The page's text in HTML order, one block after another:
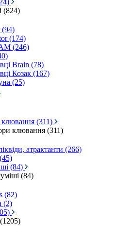
(824)
(94)
(174)
(246)
Brain (78)
Козак (167)
(25)
(311)
клювання (311)
атрактанти (266)
(84)
(84)
(82)
(2)